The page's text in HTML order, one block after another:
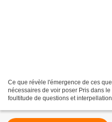
Ce que révèle l'émergence de ces
nécessaires de voir poser Pris dans
foultitude de questions et